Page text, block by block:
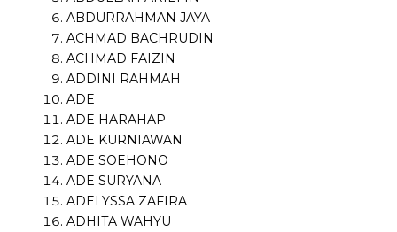
ABDURRAHMAN JAYA
ACHMAD BACHRUDIN
ACHMAD FAIZIN
ADDINI RAHMAH
ADE
ADE HARAHAP
ADE KURNIAWAN
ADE SOEHONO
ADE SURYANA
ADELYSSA ZAFIRA
ADHITA WAHYU